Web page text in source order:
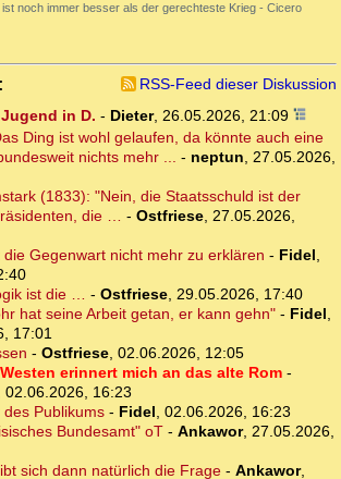
noch immer besser als der gerechteste Krieg - Cicero
RSS-Feed dieser Diskussion
in D. - Dieter, 26.05.2026, 21:09
Ding ist wohl gelaufen, da könnte auch eine
nichts mehr ... - neptun, 27.05.2026,
(1833): "Nein, die Staatsschuld ist der
die … - Ostfriese, 27.05.2026,
die Gegenwart nicht mehr zu erklären - Fidel,
ist die … - Ostfriese, 29.05.2026, 17:40
hat seine Arbeit getan, er kann gehn"- Fidel,
17:01
- Ostfriese, 02.06.2026, 12:05
erinnert mich an das alte Rom-
02.06.2026, 16:23
des Publikums- Fidel, 02.06.2026, 16:23
Bundesamt" oT- Ankawor, 27.05.2026,
sich dann natürlich die Frage- Ankawor,